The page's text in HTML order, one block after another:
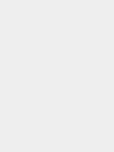
5700 Svendborg -